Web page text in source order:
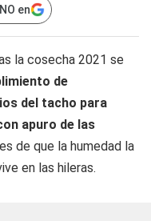
en
la cosecha 2021 se
de
del tacho para
apuro de las
de que la humedad la
en las hileras.